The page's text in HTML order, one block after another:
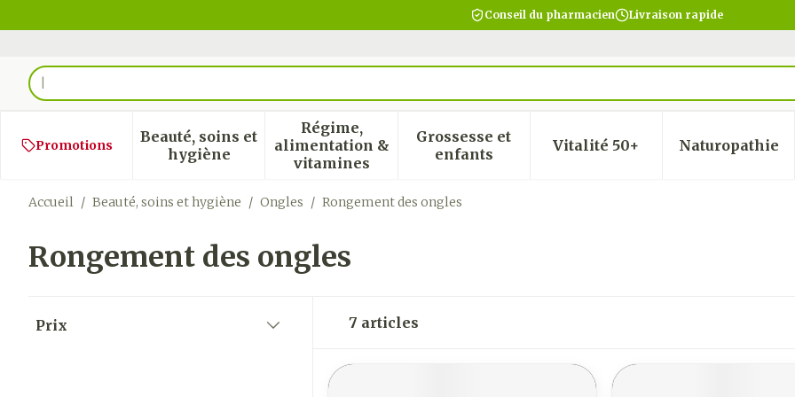
Conseil du pharmacien Livraison rapide
Rechercher
Promotions
Beauté, soins et
hygièneAfficher le sous-menu pour la catégorie Beauté, soins et hygiène
Régime,
alimentation &
vitamines
Afficher le sous-menu pour la catégorie Régime,
Grossesse et
enfantsAfficher le sous-menu pour la catégorie
Vitalité 50+Afficher le sous-menu
Naturopathie
Afficher
Accueil / Beauté, soins et hygiène / Ongles / Rongement des ongles
Rongement des ongles
Prix
7 articles